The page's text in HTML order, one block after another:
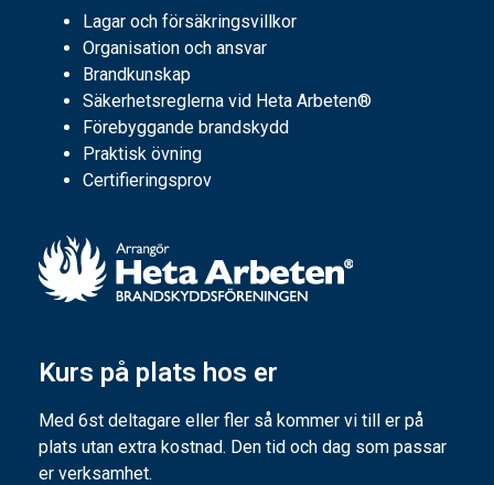
Lagar och försäkringsvillkor
Organisation och ansvar
Brandkunskap
Säkerhetsreglerna vid Heta Arbeten®
Förebyggande brandskydd
Praktisk övning
Certifieringsprov
Kurs på plats hos er
Med 6st deltagare eller fler så kommer vi till er på
plats utan extra kostnad. Den tid och dag som passar
er verksamhet.